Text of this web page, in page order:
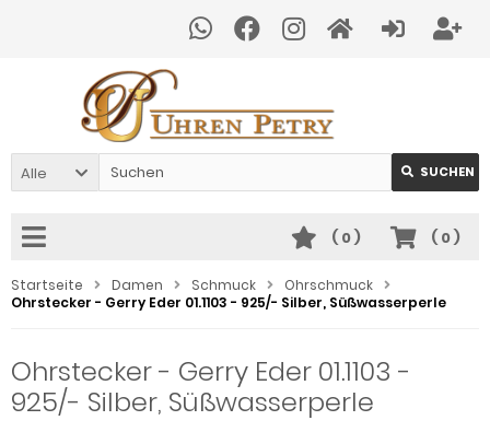
Alle SUCHEN
( 0)
( 0)
Startseite Damen Schmuck
Ohrschmuck
Ohrstecker - Gerry Eder 01.1103 - 925/- Silber, Süßwasserperle
Ohrstecker - Gerry Eder 01.1103 -
925/- Silber, Süßwasserperle